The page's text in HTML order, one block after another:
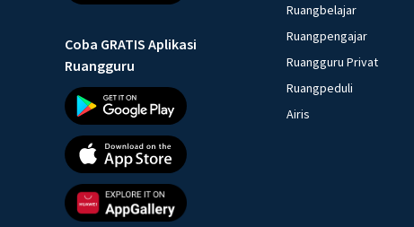
Coba GRATIS Aplikasi
Ruangguru
Ruangbelajar
Ruangpengajar
Ruangguru Privat
Ruangpeduli
Airis